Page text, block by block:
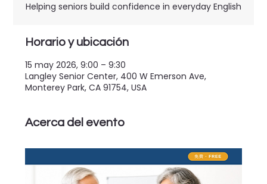
Helping seniors build confidence in everyday English
Horario y ubicación
15 may 2026, 9:00 – 9:30
Langley Senior Center, 400 W Emerson Ave,
Monterey Park, CA 91754, USA
Acerca del evento